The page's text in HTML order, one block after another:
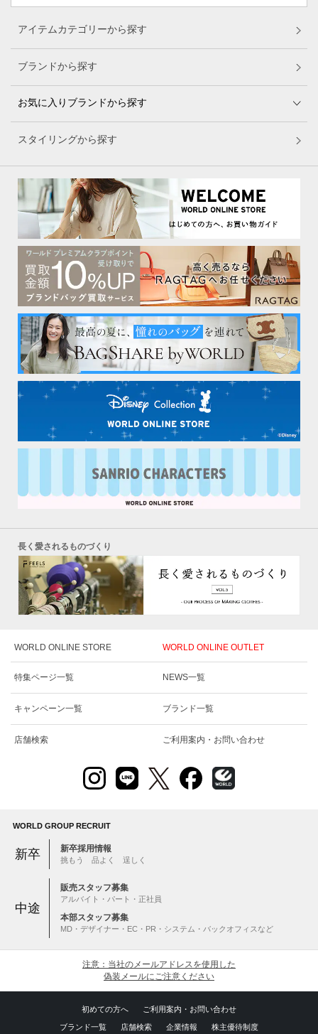
アイテムカテゴリーから探す
ブランドから探す
お気に入りブランドから探す
スタイリングから探す
長く愛されるものづくり
WORLD ONLINE STORE WORLD ONLINE OUTLET
特集ページ一覧 NEWS一覧
キャンペーン一覧 ブランド一覧
店舗検索 ご利用案内・お問い合わせ
WORLD GROUP RECRUIT
新卒 新卒採用情報
挑もう 品よく 逞しく
中途
販売スタッフ募集
アルバイト・パート・正社員
本部スタッフ募集
MD・デザイナー・EC・PR・システム・バックオフィスなど
注意：当社のメールアドレスを使用した
偽装メールにご注意ください
初めての方へ ご利用案内・お問い合わせ
ブランド一覧 店舗検索 企業情報 株主優待制度